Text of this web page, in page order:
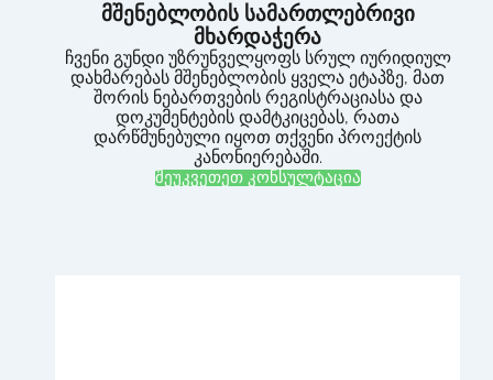
მშენებლობის სამართლებრივი
მხარდაჭერა
ჩვენი გუნდი უზრუნველყოფს სრულ იურიდიულ
დახმარებას მშენებლობის ყველა ეტაპზე, მათ
შორის ნებართვების რეგისტრაციასა და
დოკუმენტების დამტკიცებას, რათა
დარწმუნებული იყოთ თქვენი პროექტის
კანონიერებაში.
შეუკვეთეთ კონსულტაცია